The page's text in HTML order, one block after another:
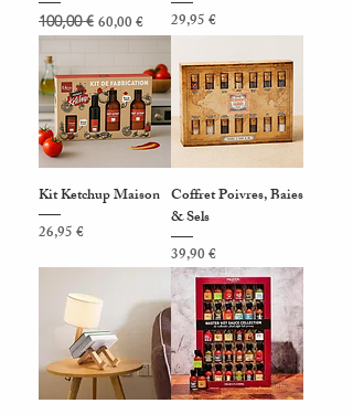
Prix original
100,00 € Prix promotionnel
60,00 €
Prix
29,95 €
Kit Ketchup Maison
Prix
26,95 €
Coffret Poivres, Baies
& Sels
Prix
39,90 €